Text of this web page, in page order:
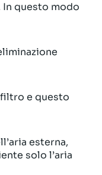
questo modo
e questo
esterna,
solo l’aria